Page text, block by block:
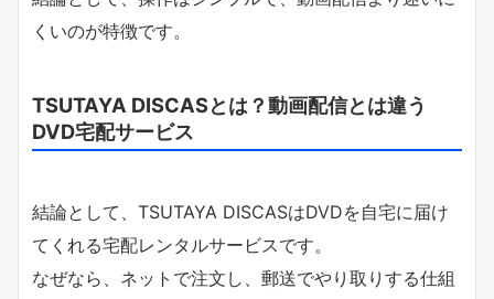
くいのが特徴です。
TSUTAYA DISCASとは？動画配信とは違う
DVD宅配サービス
結論として、TSUTAYA DISCASはDVDを自宅に届け
てくれる宅配レンタルサービスです。
なぜなら、ネットで注文し、郵送でやり取りする仕組